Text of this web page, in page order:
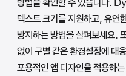
텍스트 크기를 지원하고, 유연
방지하는 방법을 살펴보세요.
없이 구별 같은 환경설정에 대
포용적인 앱 디자인을 적용하